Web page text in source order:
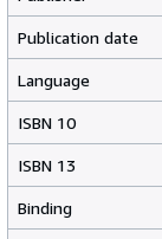
Publication date
Language
ISBN 10
ISBN 13
Binding